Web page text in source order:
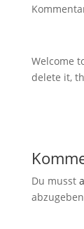
Welcome
delete it,
Du musst